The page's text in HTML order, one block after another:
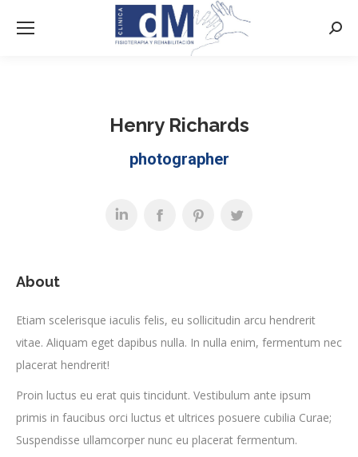
Henry Richards
photographer
About
Etiam scelerisque iaculis felis, eu sollicitudin arcu hendrerit
vitae. Aliquam eget dapibus nulla. In nulla enim, fermentum nec
placerat hendrerit!
Proin luctus eu erat quis tincidunt. Vestibulum ante ipsum
primis in faucibus orci luctus et ultrices posuere cubilia Curae;
Suspendisse ullamcorper nunc eu placerat fermentum.